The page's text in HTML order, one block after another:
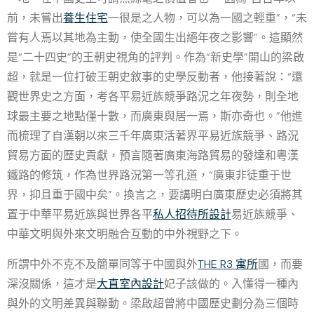
前，未嘗出養生住宅一很是之人物，可以為一國之輕重”，“未
嘗有人焉以其地為主動，使全國生出絕年夜之影響”。這顯然
是“二十四史”的王朝史視角的評判。作為“新史學”開山的梁啟
超，就是一位打破王朝史敘事的史學反動者，他接著說：“還
觀世界史之方面，考各平易近族競爭路況之年夜勢，則全地
球最主要之地點僅十數，而廣東與居一焉，斯亦奇也。”他進
而梳理了自漢朝以來三千年廣東活著界平易近族競爭、路況
貿易方面的歷史貢獻，預言隨著廣東海路貿易的發達和粵漢
鐵路的修筑，作為世界路況第一等孔道，“廣東非徒重于世
界，抑且重于國中矣”。換言之，要講明白廣東歷史必須將其
置于中華平易近族與世界各平私人招待所設計易近族競爭、
中華文明與外來文明融合互動的中外視野之下。
所謂中外不克不及簡單同等于中國與外THE R3 寓所國，而要
深沒關係，這才是大直室內設計妃子該做的。入懂得一種內
與外的文明差異與聯動。梁啟超曾將中國歷史劃分為三個時